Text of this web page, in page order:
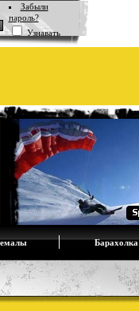
Забыли
пароль?
Узнавать
Барахолка